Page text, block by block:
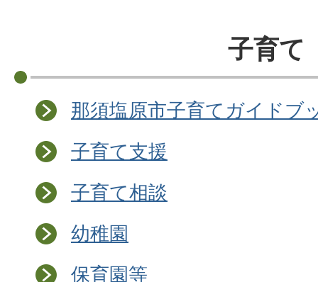
子育て
那須塩原市子育てガイドブ
子育て支援
子育て相談
幼稚園
保育園等